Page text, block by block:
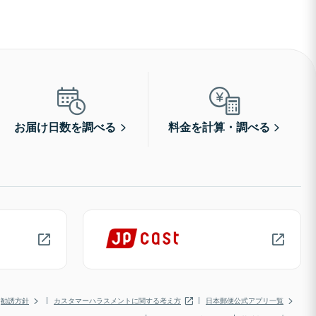
お届け日数を調べる 料金を計算・調べる
勧誘方針 カスタマーハラスメントに関する考え方
日本郵便公式アプリ一覧